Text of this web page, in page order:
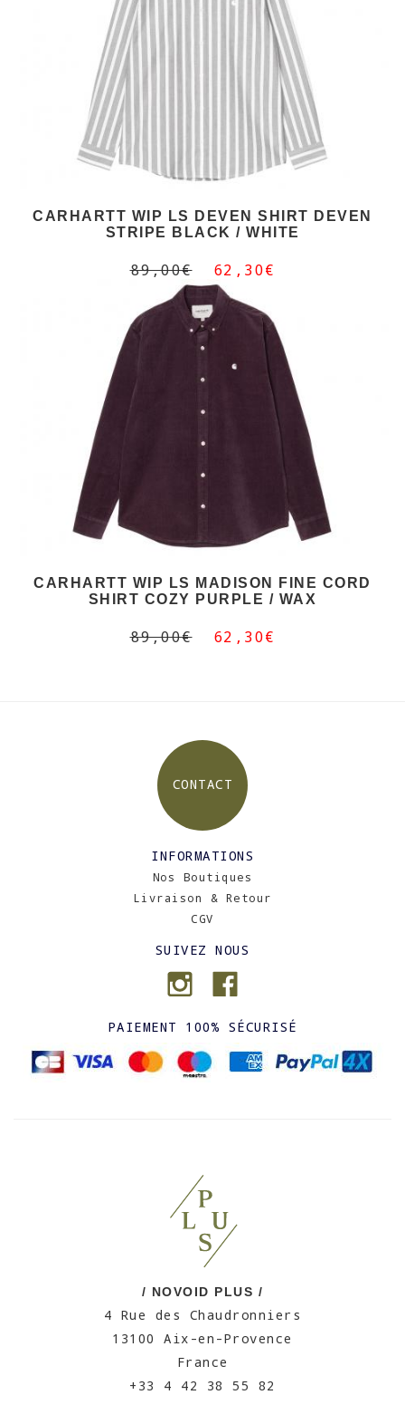
CARHARTT WIP LS DEVEN SHIRT DEVEN
STRIPE BLACK / WHITE
89,00€ 62,30€
CARHARTT WIP LS MADISON FINE CORD
SHIRT COZY PURPLE / WAX
89,00€ 62,30€
CONTACT
INFORMATIONS
Nos Boutiques
Livraison & Retour
CGV
SUIVEZ NOUS
PAIEMENT 100% SÉCURISÉ
/ NOVOID PLUS /
4 Rue des Chaudronniers
13100 Aix-en-Provence
France
+33 4 42 38 55 82